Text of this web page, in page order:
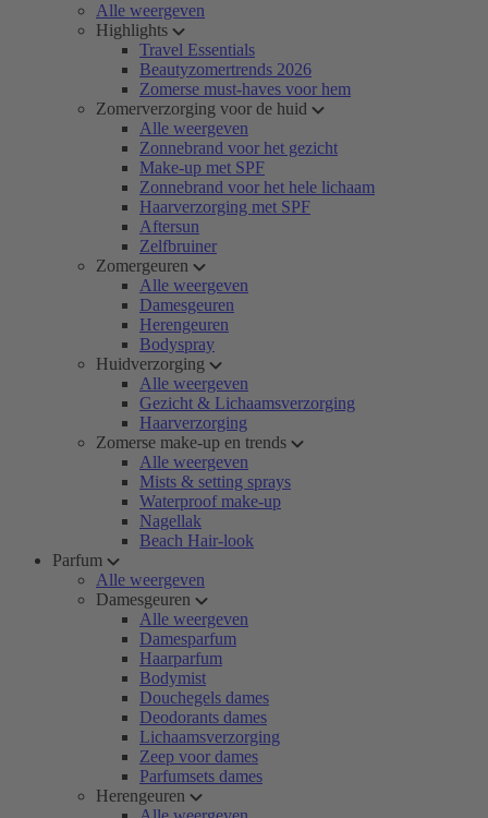
Alle weergeven
Highlights
Travel Essentials
Beautyzomertrends 2026
Zomerse must-haves voor hem
Zomerverzorging voor de huid
Alle weergeven
Zonnebrand voor het gezicht
Make-up met SPF
Zonnebrand voor het hele lichaam
Haarverzorging met SPF
Aftersun
Zelfbruiner
Zomergeuren
Alle weergeven
Damesgeuren
Herengeuren
Bodyspray
Huidverzorging
Alle weergeven
Gezicht & Lichaamsverzorging
Haarverzorging
Zomerse make-up en trends
Alle weergeven
Mists & setting sprays
Waterproof make-up
Nagellak
Beach Hair-look
Parfum
Alle weergeven
Damesgeuren
Alle weergeven
Damesparfum
Haarparfum
Bodymist
Douchegels dames
Deodorants dames
Lichaamsverzorging
Zeep voor dames
Parfumsets dames
Herengeuren